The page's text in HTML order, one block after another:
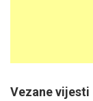
Vezane vijesti